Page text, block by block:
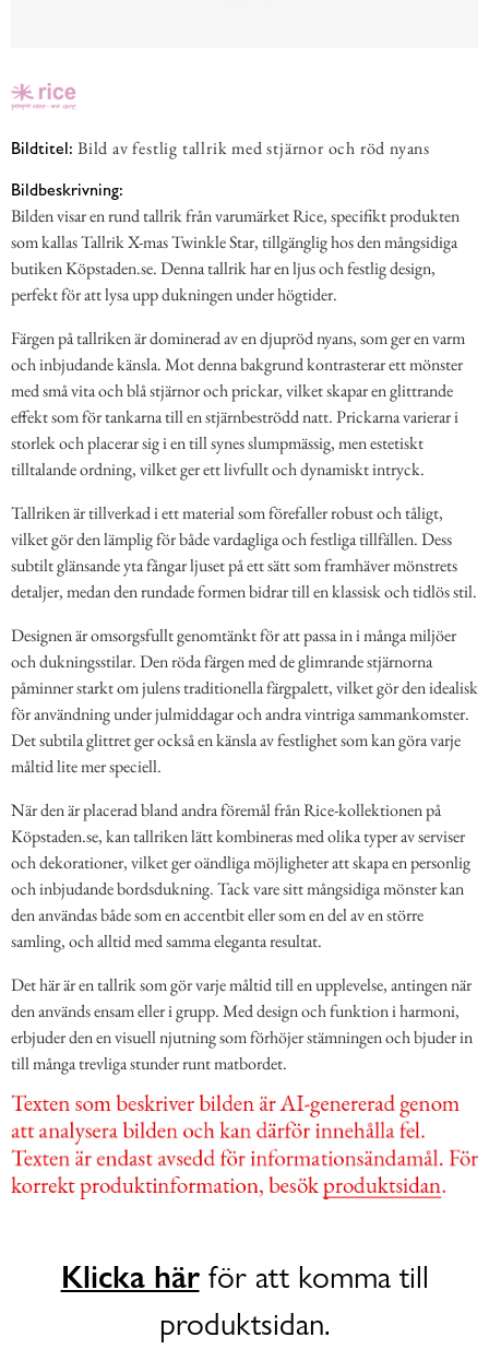
Bildtitel: Bild av festlig tallrik med stjärnor och röd nyans
Bildbeskrivning:
Bilden visar en rund tallrik från varumärket Rice, specifikt produkten
som kallas Tallrik X-mas Twinkle Star, tillgänglig hos den mångsidiga
butiken Köpstaden.se. Denna tallrik har en ljus och festlig design,
perfekt för att lysa upp dukningen under högtider.
Färgen på tallriken är dominerad av en djupröd nyans, som ger en varm
och inbjudande känsla. Mot denna bakgrund kontrasterar ett mönster
med små vita och blå stjärnor och prickar, vilket skapar en glittrande
effekt som för tankarna till en stjärnbeströdd natt. Prickarna varierar i
storlek och placerar sig i en till synes slumpmässig, men estetiskt
tilltalande ordning, vilket ger ett livfullt och dynamiskt intryck.
Tallriken är tillverkad i ett material som förefaller robust och tåligt,
vilket gör den lämplig för både vardagliga och festliga tillfällen. Dess
subtilt glänsande yta fångar ljuset på ett sätt som framhäver mönstrets
detaljer, medan den rundade formen bidrar till en klassisk och tidlös stil.
Designen är omsorgsfullt genomtänkt för att passa in i många miljöer
och dukningsstilar. Den röda färgen med de glimrande stjärnorna
påminner starkt om julens traditionella färgpalett, vilket gör den idealisk
för användning under julmiddagar och andra vintriga sammankomster.
Det subtila glittret ger också en känsla av festlighet som kan göra varje
måltid lite mer speciell.
När den är placerad bland andra föremål från Rice-kollektionen på
Köpstaden.se, kan tallriken lätt kombineras med olika typer av serviser
och dekorationer, vilket ger oändliga möjligheter att skapa en personlig
och inbjudande bordsdukning. Tack vare sitt mångsidiga mönster kan
den användas både som en accentbit eller som en del av en större
samling, och alltid med samma eleganta resultat.
Det här är en tallrik som gör varje måltid till en upplevelse, antingen när
den används ensam eller i grupp. Med design och funktion i harmoni,
erbjuder den en visuell njutning som förhöjer stämningen och bjuder in
till många trevliga stunder runt matbordet.
Klicka härför att komma till
produktsidan.